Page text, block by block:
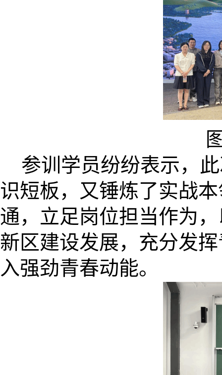
参训学员纷纷表示，
识短板，又锤炼了实战
通，立足岗位担当作为
新区建设发展，充分发
入强劲青春动能。